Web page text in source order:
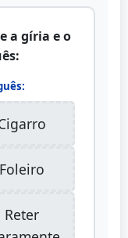
a gíria e o
Foleiro
Reter